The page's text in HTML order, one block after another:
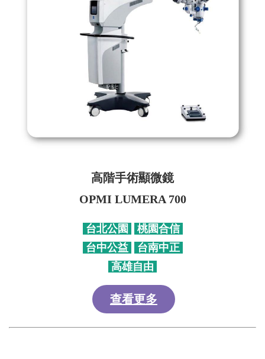
高階手術顯微鏡
OPMI LUMERA 700
台北公園
桃園合信
台中公益
台南中正
高雄自由
查看更多